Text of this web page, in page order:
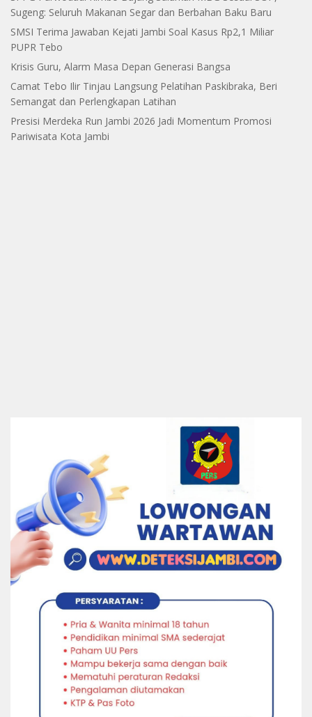
Sugeng: Seluruh Makanan Segar dan Berbahan Baku Baru
SMSI Terima Jawaban Kejati Jambi Soal Kasus Rp2,1 Miliar
PUPR Tebo
Krisis Guru, Alarm Masa Depan Generasi Bangsa
Camat Tebo Ilir Tinjau Langsung Pelatihan Paskibraka, Beri
Semangat dan Perlengkapan Latihan
Presisi Merdeka Run Jambi 2026 Jadi Momentum Promosi
Pariwisata Kota Jambi